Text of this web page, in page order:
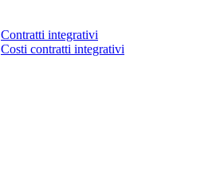
Contratti integrativi
Costi contratti integrativi